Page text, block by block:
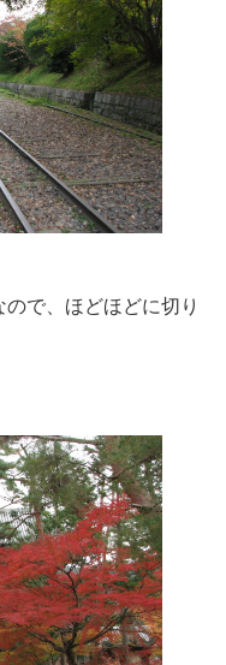
で、ほどほどに切り